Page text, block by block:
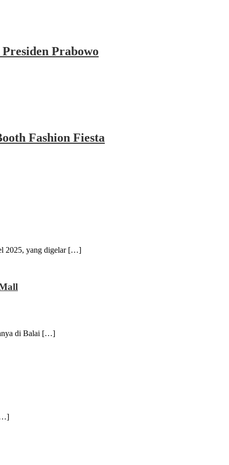
Prabowo
Fashion Fiesta
2025, yang digelar […]
di Balai […]